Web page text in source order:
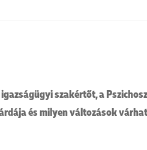
szakértőt, a
és milyen változások